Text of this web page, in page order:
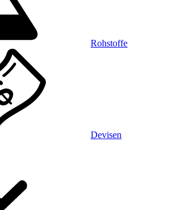
Rohstoffe
Devisen